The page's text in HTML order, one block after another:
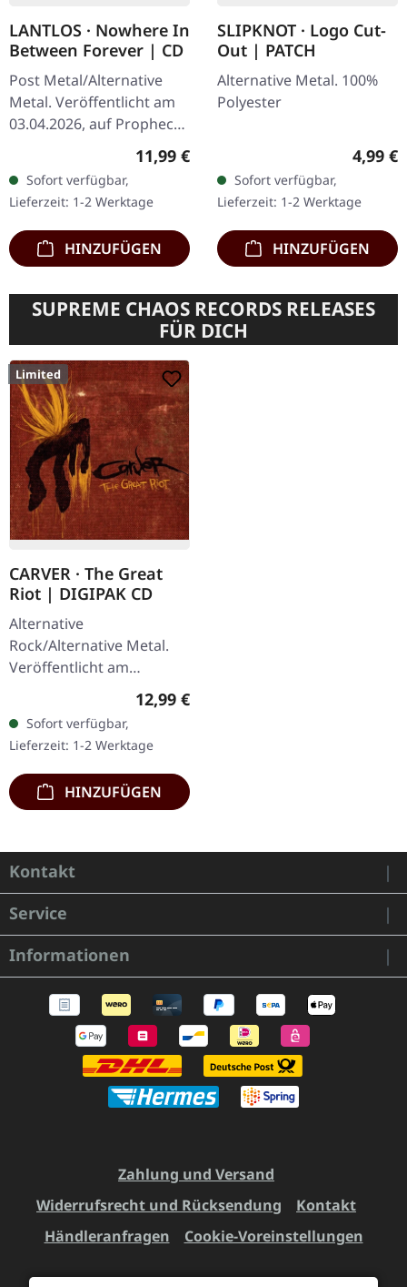
LANTLOS · Nowhere In
Between Forever | CD
Post Metal/Alternative
Metal. Veröffentlicht am
03.04.2026, auf Prophecy
Productions. CD in einer
Superjewel-Box mit 16-
seitigem Booklet.
Lantlos…
Regulärer Preis:
11,99 €
Sofort verfügbar,
Lieferzeit: 1-2 Werktage
HINZUFÜGEN
SLIPKNOT · Logo Cut-
Out | PATCH
Alternative Metal. 100%
Polyester
4,99 €
Sofort verfügbar,
Lieferzeit: 1-2 Werktage
HINZUFÜGEN
SUPREME CHAOS RECORDS RELEASES
FÜR DICH
Limited
CARVER · The Great
Riot | DIGIPAK CD
Alternative
Rock/Alternative Metal.
Veröffentlicht am
08.02.2013, auf Supreme
Chaos Records. Limitierte
Auflage als CD im DigiPak
mit umfangreichen…
Regulärer Preis:
12,99 €
Sofort verfügbar,
Lieferzeit: 1-2 Werktage
HINZUFÜGEN
Kontakt
Service
Informationen
Zahlung und Versand
Widerrufsrecht und Rücksendung
Kontakt
Händleranfragen
Cookie-Voreinstellungen